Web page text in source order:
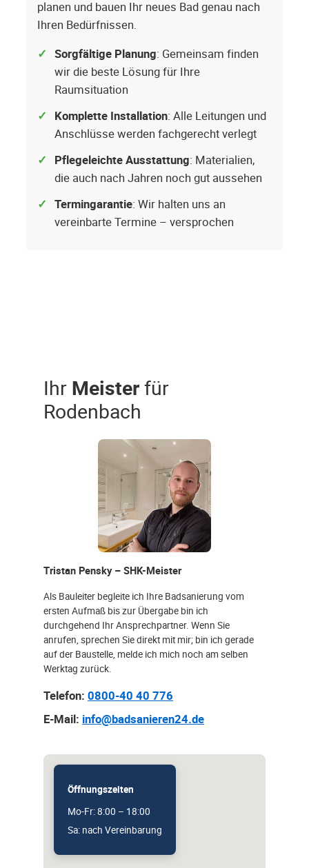
planen und bauen Ihr neues Bad genau nach
Ihren Bedürfnissen.
Sorgfältige Planung: Gemeinsam finden
wir die beste Lösung für Ihre
Raumsituation
Komplette Installation: Alle Leitungen und
Anschlüsse werden fachgerecht verlegt
Pflegeleichte Ausstattung: Materialien,
die auch nach Jahren noch gut aussehen
Termingarantie: Wir halten uns an
vereinbarte Termine – versprochen
Ihr Meisterfür
Rodenbach
Tristan Pensky – SHK-Meister
Als Bauleiter begleite ich Ihre Badsanierung vom
ersten Aufmaß bis zur Übergabe bin ich
durchgehend Ihr Ansprechpartner. Wenn Sie
anrufen, sprechen Sie direkt mit mir; bin ich gerade
auf der Baustelle, melde ich mich noch am selben
Werktag zurück.
Telefon: 0800-40 40 776
E-Mail: info@badsanieren24.de
Öffnungszeiten
Mo-Fr: 8:00 – 18:00
Sa: nach Vereinbarung